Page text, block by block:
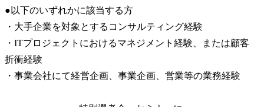
●以下のいずれかに該当する方
・大手企業を対象とするコンサルティング経験
・ITプロジェクトにおけるマネジメント経験、または顧客
折衝経験
・事業会社にて経営企画、事業企画、営業等の業務経験